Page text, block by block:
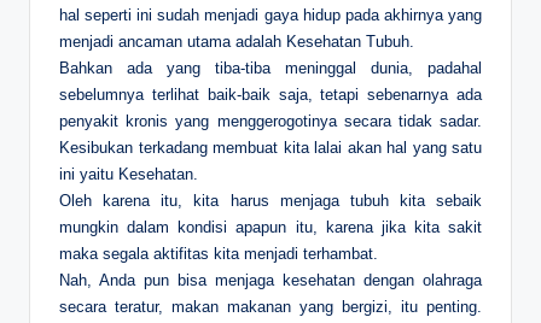
hal seperti ini sudah menjadi gaya hidup pada akhirnya yang
menjadi ancaman utama adalah Kesehatan Tubuh.
Bahkan ada yang tiba-tiba meninggal dunia, padahal
sebelumnya terlihat baik-baik saja, tetapi sebenarnya ada
penyakit kronis yang menggerogotinya secara tidak sadar.
Kesibukan terkadang membuat kita lalai akan hal yang satu
ini yaitu Kesehatan.
Oleh karena itu, kita harus menjaga tubuh kita sebaik
mungkin dalam kondisi apapun itu, karena jika kita sakit
maka segala aktifitas kita menjadi terhambat.
Nah, Anda pun bisa menjaga kesehatan dengan olahraga
secara teratur, makan makanan yang bergizi, itu penting.